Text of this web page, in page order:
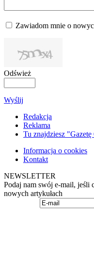
Zawiadom mnie o
Odśwież
Wyślij
Redakcja
Reklama
Tu znajdziesz "Gazetę
Informacja o cookies
Kontakt
NEWSLETTER
Podaj nam swój e-mail, jeśli
nowych artykułach